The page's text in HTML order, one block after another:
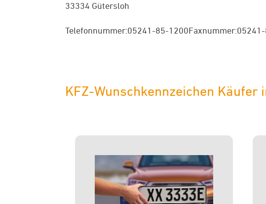
33334 Gütersloh
Telefonnummer:05241-85-
KFZ-Wunschkennzeichen